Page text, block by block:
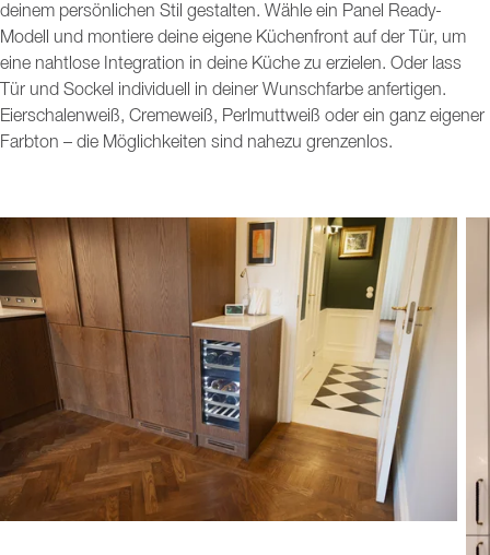
deinem persönlichen Stil gestalten. Wähle ein Panel Ready-
Modell und montiere deine eigene Küchenfront auf der Tür, um
eine nahtlose Integration in deine Küche zu erzielen. Oder lass
Tür und Sockel individuell in deiner Wunschfarbe anfertigen.
Eierschalenweiß, Cremeweiß, Perlmuttweiß oder ein ganz eigener
Farbton – die Möglichkeiten sind nahezu grenzenlos.